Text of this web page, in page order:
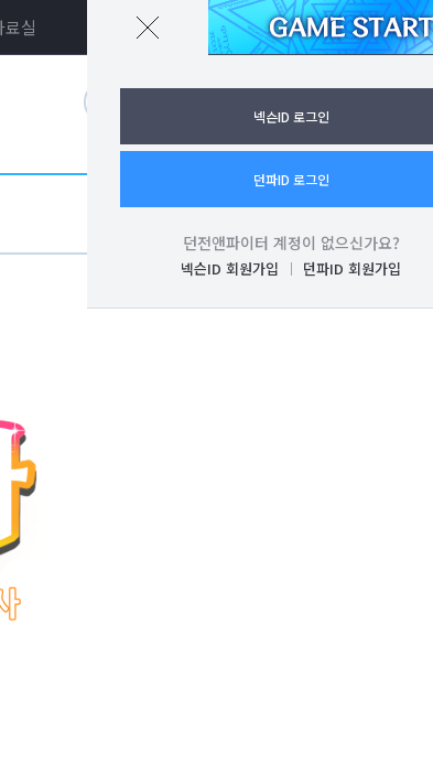
료실 던파ON로그인
넥슨ID 로그인
던파ID 로그인
던전앤파이터 계정이 없으신가요?
넥슨ID 회원가입 던파ID 회원가입